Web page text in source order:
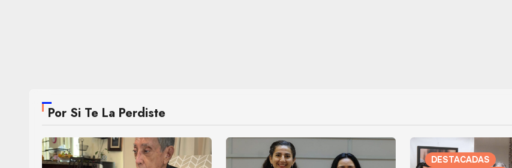
Por Si Te La Perdiste
DESTACADAS